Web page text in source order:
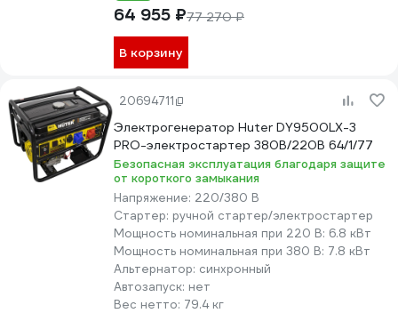
64 955 ₽77 270 ₽
В корзину
20694711
Электрогенератор Huter DY9500LX-3
PRO-электростартер 380В/220В 64/1/77
Безопасная эксплуатация благодаря защите
от короткого замыкания
Напряжение: 220/380 В
Стартер: ручной стартер/электростартер
Мощность номинальная при 220 В: 6.8 кВт
Мощность номинальная при 380 В: 7.8 кВт
Альтернатор: синхронный
Автозапуск: нет
Вес нетто: 79.4 кг